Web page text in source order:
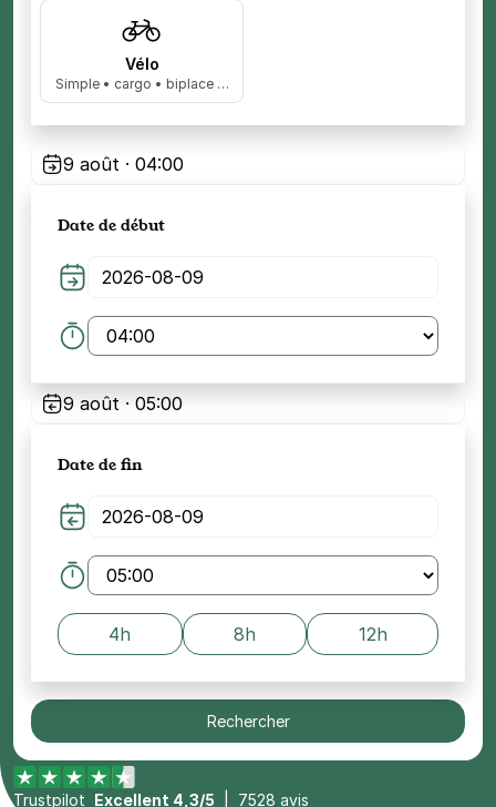
Vélo
Simple • cargo • biplace …
9 août · 04:00
Date de début
9 août · 05:00
Date de fin
4h 8h 12h
Rechercher
Trustpilot Excellent 4,3/5 7528 avis